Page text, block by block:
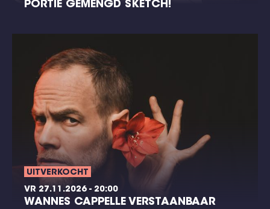
PORTIE GEMENGD SKETCH!
UITVERKOCHT
VR 27.11.2026 - 20:00
WANNES CAPPELLE VERSTAANBAAR